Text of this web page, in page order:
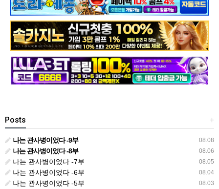
+
Posts
08.08
나는 관사병이었다 -9부
08.06
나는 관사병이었다 -8부
08.05
나는 관사병이었다 -7부
08.04
나는 관사병이었다 -6부
08.03
나는 관사병이었다 -5부